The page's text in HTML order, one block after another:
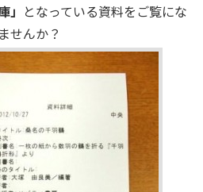
」 となっている資料をご覧にな
せんか？